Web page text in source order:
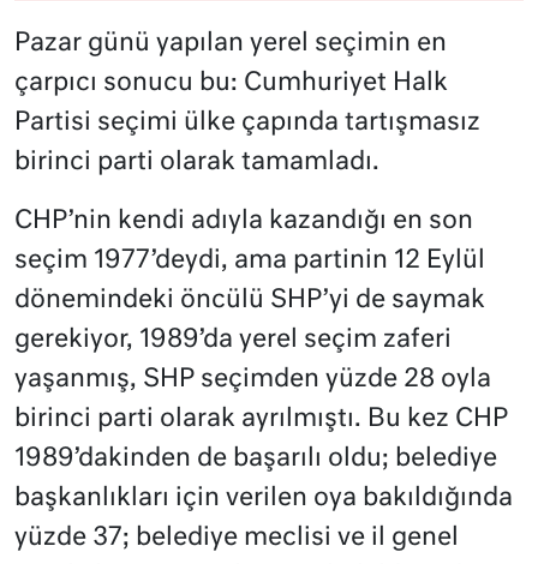
Pazar günü yapılan yerel seçimin en
çarpıcı sonucu bu: Cumhuriyet Halk
Partisi seçimi ülke çapında tartışmasız
birinci parti olarak tamamladı.
CHP’nin kendi adıyla kazandığı en son
seçim 1977’deydi, ama partinin 12 Eylül
dönemindeki öncülü SHP’yi de saymak
gerekiyor, 1989’da yerel seçim zaferi
yaşanmış, SHP seçimden yüzde 28 oyla
birinci parti olarak ayrılmıştı. Bu kez CHP
1989’dakinden de başarılı oldu; belediye
başkanlıkları için verilen oya bakıldığında
yüzde 37; belediye meclisi ve il genel